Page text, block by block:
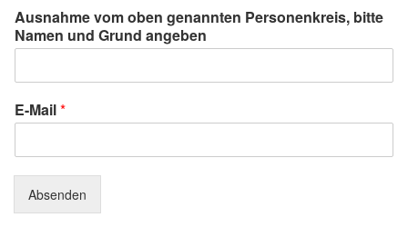
Ausnahme vom oben genannten Personenkreis, bitte
Namen und Grund angeben
E-Mail*
Absenden